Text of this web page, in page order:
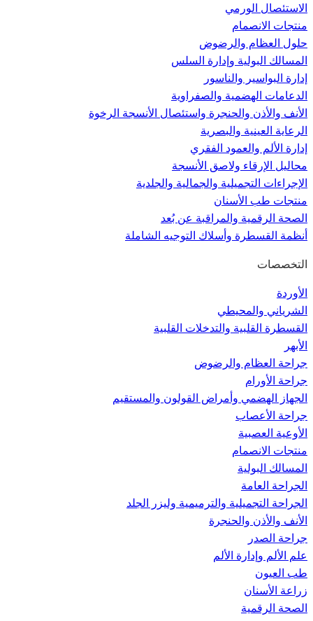
الاستئصال الورمي
منتجات الانصمام
حلول العظام والرضوض
المسالك البولية وإدارة السلس
إدارة البواسير والناسور
الدعامات الهضمية والصفراوية
الأنف والأذن والحنجرة واستئصال الأنسجة الرخوة
الرعاية العينية والبصرية
إدارة الألم والعمود الفقري
محاليل الإرقاء ولاصق الأنسجة
الإجراءات التجميلية والجمالية والجلدية
منتجات طب الأسنان
الصحة الرقمية والمراقبة عن بُعد
أنظمة القسطرة وأسلاك التوجيه الشاملة
التخصصات
الأوردة
الشرياني والمحيطي
القسطرة القلبية والتدخلات القلبية
الأبهر
جراحة العظام والرضوض
جراحة الأورام
الجهاز الهضمي وأمراض القولون والمستقيم
جراحة الأعصاب
الأوعية العصبية
منتجات الانصمام
المسالك البولية
الجراحة العامة
الجراحة التجميلية والترميمية وليزر الجلد
الأنف والأذن والحنجرة
جراحة الصدر
علم الألم وإدارة الألم
طب العيون
زراعة الأسنان
الصحة الرقمية